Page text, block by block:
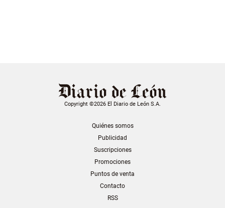
Copyright ©2026 El Diario de León S.A.
Quiénes somos
Publicidad
Suscripciones
Promociones
Puntos de venta
Contacto
RSS